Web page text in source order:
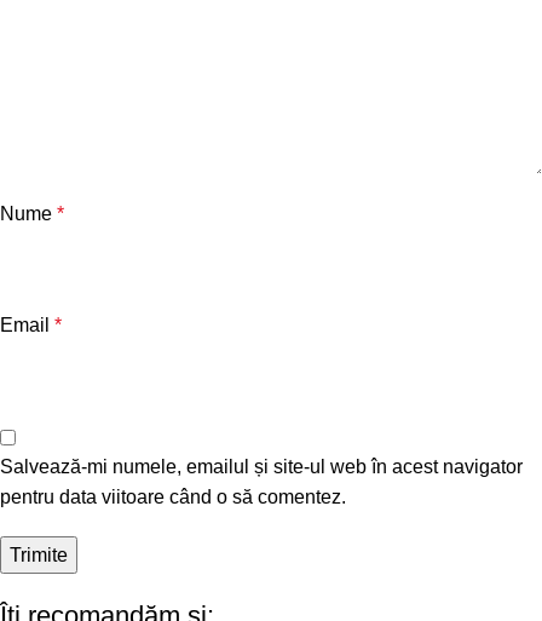
Nume *
Email *
Salvează-mi numele, emailul și site-ul web în acest navigator
pentru data viitoare când o să comentez.